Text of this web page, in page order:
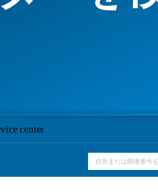
center